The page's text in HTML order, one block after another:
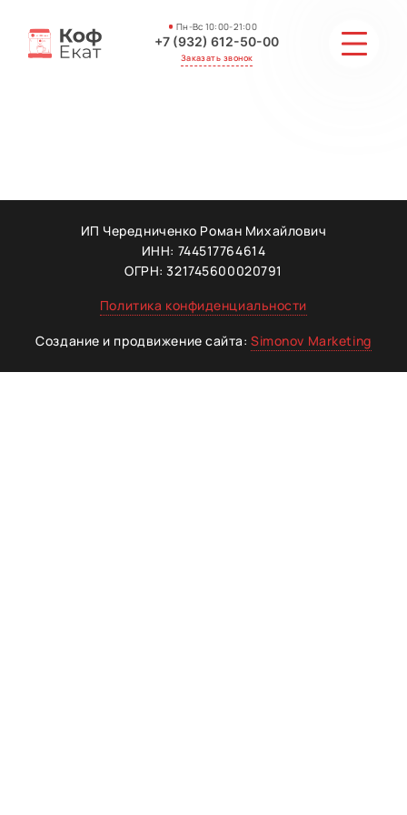
Пн-Вс 10:00-21:00
+7 (932) 612-50-00
Заказать звонок
ГАЛЕРЕЯ
МАСТЕРА
ИП Чередниченко Роман Михайлович
ИНН: 744517764614
ОГРН: 321745600020791
Политика конфиденциальности
Создание и продвижение сайта:Simonov Marketing